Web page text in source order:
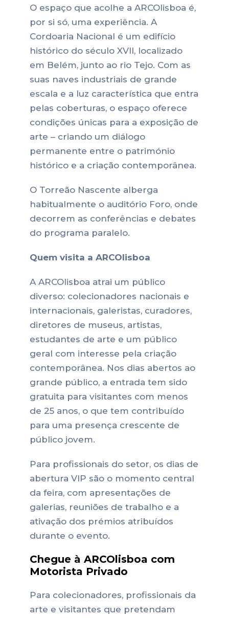
O espaço que acolhe a ARCOlisboa é,
por si só, uma experiência. A
Cordoaria Nacional é um edifício
histórico do século XVII, localizado
em Belém, junto ao rio Tejo. Com as
suas naves industriais de grande
escala e a luz característica que entra
pelas coberturas, o espaço oferece
condições únicas para a exposição de
arte – criando um diálogo
permanente entre o património
histórico e a criação contemporânea.
O Torreão Nascente alberga
habitualmente o auditório Foro, onde
decorrem as conferências e debates
do programa paralelo.
Quem visita a ARCOlisboa
A ARCOlisboa atrai um público
diverso: colecionadores nacionais e
internacionais, galeristas, curadores,
diretores de museus, artistas,
estudantes de arte e um público
geral com interesse pela criação
contemporânea. Nos dias abertos ao
grande público, a entrada tem sido
gratuita para visitantes com menos
de 25 anos, o que tem contribuído
para uma presença crescente de
público jovem.
Para profissionais do setor, os dias de
abertura VIP são o momento central
da feira, com apresentações de
galerias, reuniões de trabalho e a
ativação dos prémios atribuídos
durante o evento.
Chegue à ARCOlisboa com
Motorista Privado
Para colecionadores, profissionais da
arte e visitantes que pretendam